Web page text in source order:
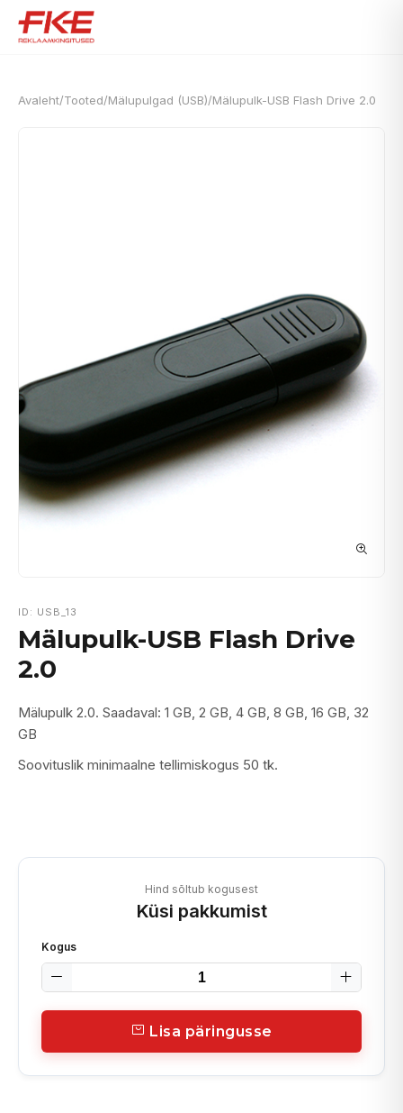
Avaleht/Tooted/Mälupulgad (USB)/Mälupulk-USB Flash Drive 2.0
ID: USB_13
Mälupulk-USB Flash Drive
2.0
Mälupulk 2.0. Saadaval: 1 GB, 2 GB, 4 GB, 8 GB, 16 GB, 32
GB
Soovituslik minimaalne tellimiskogus 50 tk.
Hind sõltub kogusest
Küsi pakkumist
Kogus
Lisa päringusse